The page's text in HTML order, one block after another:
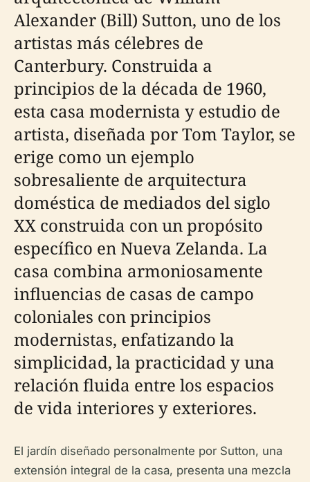
Alexander (Bill) Sutton, uno de los
artistas más célebres de
Canterbury. Construida a
principios de la década de 1960,
esta casa modernista y estudio de
artista, diseñada por Tom Taylor, se
erige como un ejemplo
sobresaliente de arquitectura
doméstica de mediados del siglo
XX construida con un propósito
específico en Nueva Zelanda. La
casa combina armoniosamente
influencias de casas de campo
coloniales con principios
modernistas, enfatizando la
simplicidad, la practicidad y una
relación fluida entre los espacios
de vida interiores y exteriores.
El jardín diseñado personalmente por Sutton, una
extensión integral de la casa, presenta una mezcla